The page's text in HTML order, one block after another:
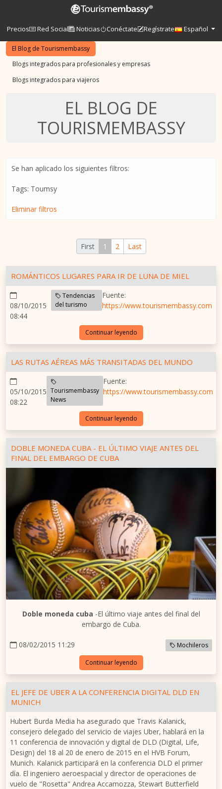
Precios Red Social Noticias Conéctate Regístrate Español
El Blog de Tourismembassy
Blogs integrados para profesionales y empresas
Blogs integrados para viajeros
EL BLOG DE
TOURISMEMBASSY
Se han aplicado los siguientes filtros:
Tags: Toumsy
Eliminar filtros
First 1 2 Last
ROMÁNTICOS LUGARES PARA IR DE LUNA DE MIEL
08/10/2015
08:44
Tendencias
del turismo
Fuente:
https://www.tourismembassy.com
Continuar leyendo
LAS RUTAS AÉREAS MÁS TRANSITADAS DEL MUNDO
05/10/2015
08:22
Tourismembassy
News
Fuente:
https://www.tourismembassy.com
Continuar leyendo
DOBLE MONEDA CUBA - EL ÚLTIMO VIAJE ANTES DEL
FINAL DEL EMBARGO DE CUBA
Doble moneda cuba -El último viaje antes del final del
embargo de Cuba.
08/02/2015 11:29 Mochileros
Continuar leyendo
EL JEFE DE UBER A LA CONFERENCIA DIGITAL DLD EN
MUNICH
Hubert Burda Media ha asegurado que Travis Kalanick,
consejero delegado del servicio de viajes Uber, hablará en la
11 conferencia de innovación y digital de DLD (Digital, Life,
Design) del 18 al 20 de enero de 2015 en el HVB Forum,
Munich. Kalanick participará en la conferencia DLD el primer
día. El ingeniero aeroespacial y director de operaciones de
vuelo de "Rosetta" Andrea Accamozza, Stewart Butterfield